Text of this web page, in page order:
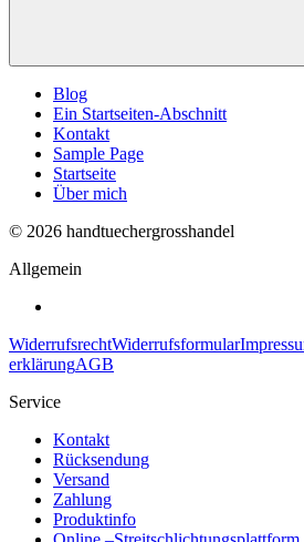
Blog
Ein Startseiten-Abschnitt
Kontakt
Sample Page
Startseite
Über mich
© 2026 handtuechergrosshandel
Allgemein
Widerrufs­rechtWiderrufs­formular
erklärungAGB
Service
Kontakt
Rücksendung
Versand
Zahlung
Produktinfo